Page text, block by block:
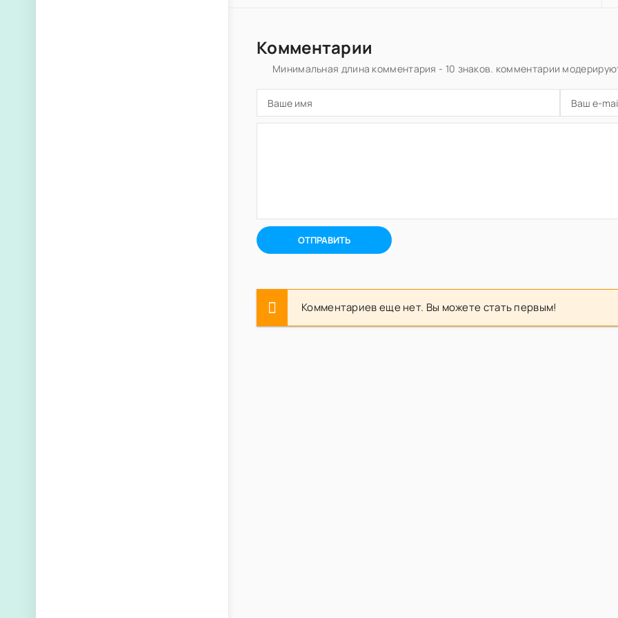
Комментарии
Минимальная длина комментария - 10 знаков. комментарии
ОТПРАВИТЬ
Комментариев еще нет. Вы можете стать первым!